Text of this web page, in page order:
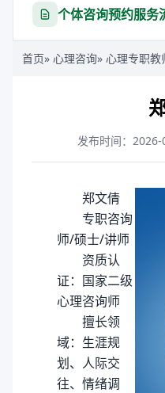
个体咨询预约服务
首页» 心理咨询» 心理专职教
发布时间：
郑文倩
专职咨询
师/硕士/讲师
资质认
证：国家二级
心理咨询师
擅长领
域：生涯规
划、人际交
往、情绪调